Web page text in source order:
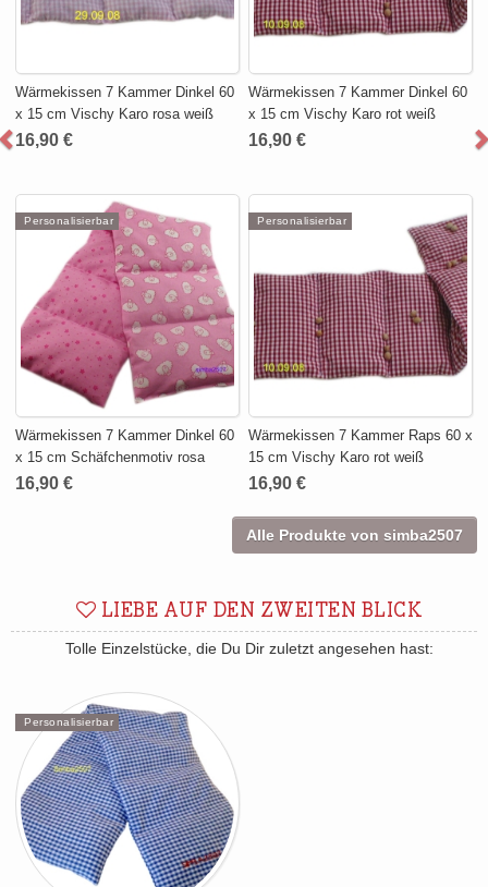
Wärmekissen 7 Kammer Dinkel 60
x 15 cm Vischy Karo rosa weiß
16,90 €
Wärmekissen 7 Kammer Dinkel 60
x 15 cm Vischy Karo rot weiß
16,90 €
Personalisierbar
Wärmekissen 7 Kammer Dinkel 60
x 15 cm Schäfchenmotiv rosa
16,90 €
Personalisierbar
Wärmekissen 7 Kammer Raps 60 x
15 cm Vischy Karo rot weiß
16,90 €
Alle Produkte von simba2507
LIEBE AUF DEN ZWEITEN BLICK
Tolle Einzelstücke, die Du Dir zuletzt angesehen hast:
Personalisierbar